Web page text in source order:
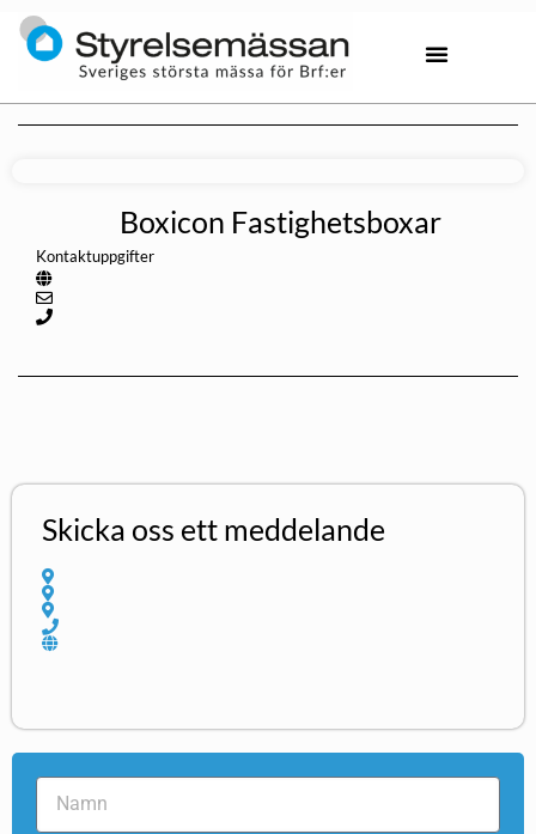
Boxicon Fastighetsboxar
Kontaktuppgifter
Skicka oss ett meddelande